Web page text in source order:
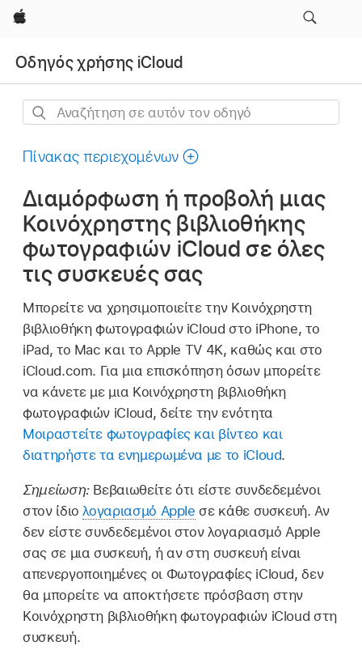
Apple
Οδηγός χρήσης iCloud
Αναζήτηση
αυτόν
οδηγό
Πίνακας περιεχομένων
Διαμόρφωση ή προβολή μιας
Κοινόχρηστης βιβλιοθήκης
φωτογραφιών iCloud σε όλες
τις συσκευές σας
Μπορείτε να χρησιμοποιείτε την Κοινόχρηστη
βιβλιοθήκη φωτογραφιών iCloud στο iPhone, το
iPad, το Mac και το Apple TV 4K, καθώς και στο
iCloud.com. Για μια επισκόπηση όσων μπορείτε
να κάνετε με μια Κοινόχρηστη βιβλιοθήκη
φωτογραφιών iCloud, δείτε την ενότητα
Μοιραστείτε φωτογραφίες και βίντεο και
διατηρήστε τα ενημερωμένα με το iCloud.
Σημείωση: Βεβαιωθείτε ότι είστε συνδεδεμένοι
στον ίδιολογαριασμό Apple σε κάθε συσκευή. Αν
δεν είστε συνδεδεμένοι στον λογαριασμό Apple
σας σε μια συσκευή, ή αν στη συσκευή είναι
απενεργοποιημένες οι Φωτογραφίες iCloud, δεν
θα μπορείτε να αποκτήσετε πρόσβαση στην
Κοινόχρηστη βιβλιοθήκη φωτογραφιών iCloud στη
συσκευή.